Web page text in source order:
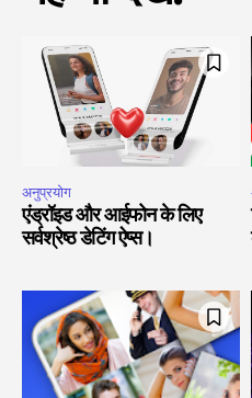
अनुप्रयोग
एंड्रॉइड और आईफोन के लिए
सर्वश्रेष्ठ डेटिंग ऐप्स।